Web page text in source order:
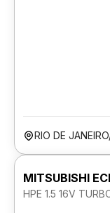
RIO DE
MITSUBISHI
HPE 1.5 16V